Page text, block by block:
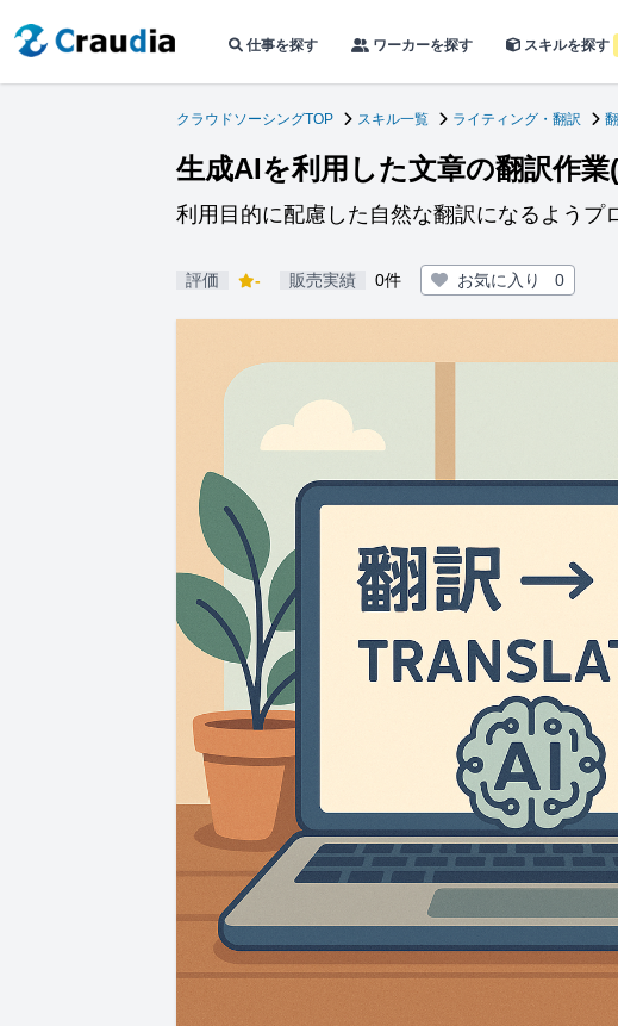
仕事を探す ワーカーを探す スキルを探す
クラウドソーシングTOP スキル一覧 ライティング・翻訳
生成AIを利用した文章の翻訳作
利用目的に配慮した自然な翻訳になるようプ
評価 - 販売実績 0件 お気に入り 0